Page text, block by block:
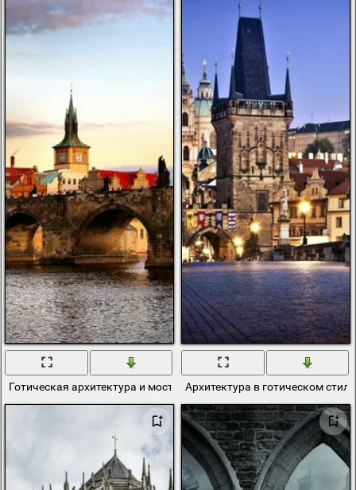
Готическая архитектура и мост Архитектура в готическом